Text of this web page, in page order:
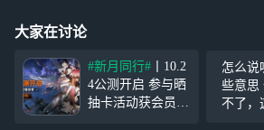
大家在讨论
#新月同行# 丨10.2
4公测开启 参与晒
抽卡活动获会员奖
怎么说
些意思
不了，